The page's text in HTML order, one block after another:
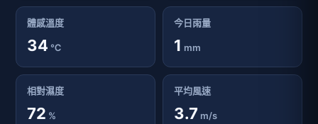
體感溫度
34 ℃
今日雨量
1 mm
相對濕度
72 %
平均風速
3.7 m/s